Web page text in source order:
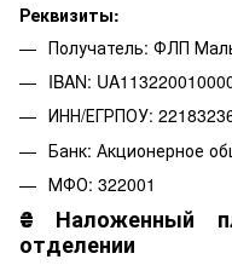
Реквизиты:
Получатель: ФЛП
IBAN:
ИНН/ЕГРПОУ:
Банк: Акционерное
МФО: 322001
₴ Наложенный
отделении